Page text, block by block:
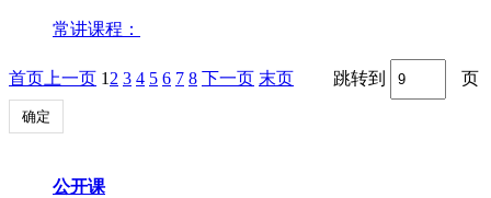
常讲课程：
首页 上一页 1 2 3 4 5 6 7 8 下一页 末页 跳转到 页
确定
公开课